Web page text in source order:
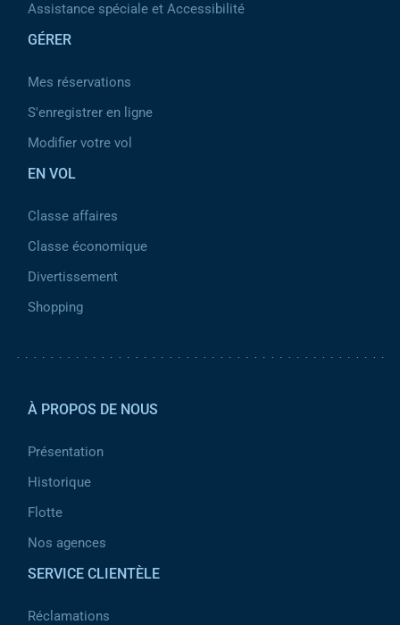
Assistance spéciale et Accessibilité
GÉRER
Mes réservations
S'enregistrer en ligne
Modifier votre vol
EN VOL
Classe affaires
Classe économique
Divertissement
Shopping
À PROPOS DE NOUS
Présentation
Historique
Flotte
Nos agences
SERVICE CLIENTÈLE
Réclamations